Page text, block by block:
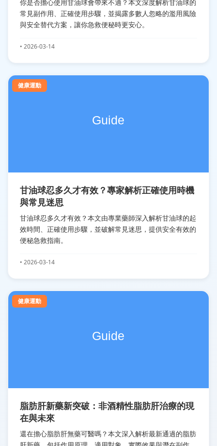
你是否擔心使用甘油球會帶來不適？本文深度解析甘油球的
常見副作用、正確使用步驟，並揭露多數人忽略的濫用風險
與安全替代方案，讓你急救便秘時更安心。
• 2026-03-14
健康運動
甘油球忍多久才有效？專家解析正確使用時機
與常見迷思
甘油球忍多久才有效？本文由專業藥師深入解析甘油球的起
效時間、正確使用步驟，並破解常見迷思，提供安全有效的
便秘急救指南。
• 2026-03-14
健康運動
脂肪肝新藥新突破：非酒精性脂肪肝治療的現
在與未來
還在擔心脂肪肝無藥可醫嗎？本文深入解析最新通過的脂肪